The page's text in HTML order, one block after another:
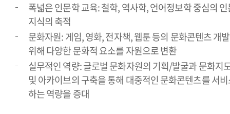
폭넓은 인문학 교육: 철학, 역사학, 언어정보학 중심의
지식의 축적
문화자원: 게임, 영화, 전자책, 웹툰 등의 문화콘텐츠 개
위해 다양한 문화적 요소를 자원으로 변환
실무적인 역량: 글로벌 문화자원의 기획/발굴과 문화지
및 아카이브의 구축을 통해 대중적인 문화콘텐츠를 서
하는 역량을 증대